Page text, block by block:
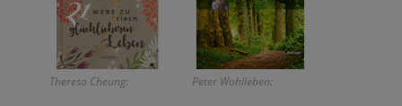
Theresa Cheung: Peter Wohlleben: